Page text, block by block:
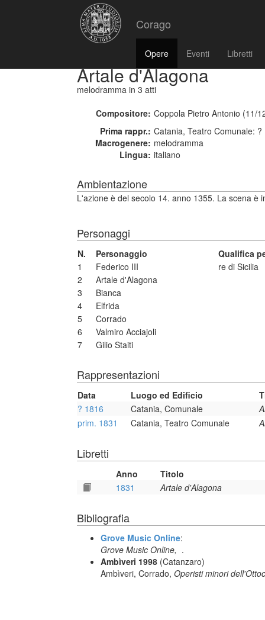
Corago
Opere Eventi Libretti
Artale d'Alagona
melodramma in 3 atti
Compositore: Coppola Pietro Antonio (11/
Prima rappr.: Catania, Teatro Comunale: ?
Macrogenere: melodramma
Lingua: italiano
Ambientazione
L'azione è del secolo 14. anno 1355. La scena è
Personaggi
N. Personaggio
Qualifica
1
Federico III
re di Sicilia
2
Artale d'Alagona
3
Bianca
4
Elfrida
5
Corrado
6
Valmiro Acciajoli
7
Gilio Staiti
Rappresentazioni
Data Luogo ed Edificio
? 1816
Catania, Comunale
prim. 1831
Catania, Teatro Comunale
Libretti
Anno
Titolo
1831
Artale d'Alagona
Bibliografia
Grove Music Online:
Grove Music Online, .
Ambìveri 1998 (Catanzaro)
Ambìveri, Corrado, Operisti minori